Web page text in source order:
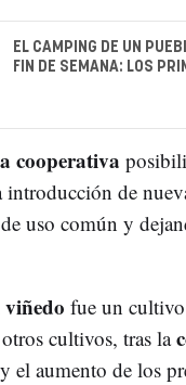
EL CAMPING DE UN
FIN DE SEMANA: LOS
cooperativa
introducción de
uso común y
viñedo fue un cultivo
cultivos, tras la
el aumento de los